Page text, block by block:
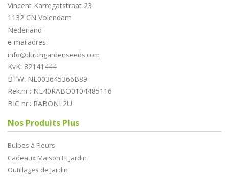
Vincent Karregatstraat 23
1132 CN Volendam
Nederland
e mailadres:
info@dutchgardenseeds.com
KvK: 82141444
BTW: NL003645366B89
Rek.nr.: NL40RABO0104485116
BIC nr.: RABONL2U
Nos Produits Plus
Bulbes à Fleurs
Cadeaux Maison Et Jardin
Outillages de Jardin